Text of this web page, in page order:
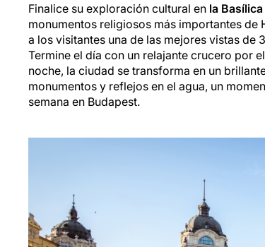
Finalice su exploración cultural en la
monumentos religiosos más importantes
a los visitantes una de las mejores vistas de
Termine el día con un relajante crucero por
noche, la ciudad se transforma en un
monumentos y reflejos en el agua, un
semana en Budapest.